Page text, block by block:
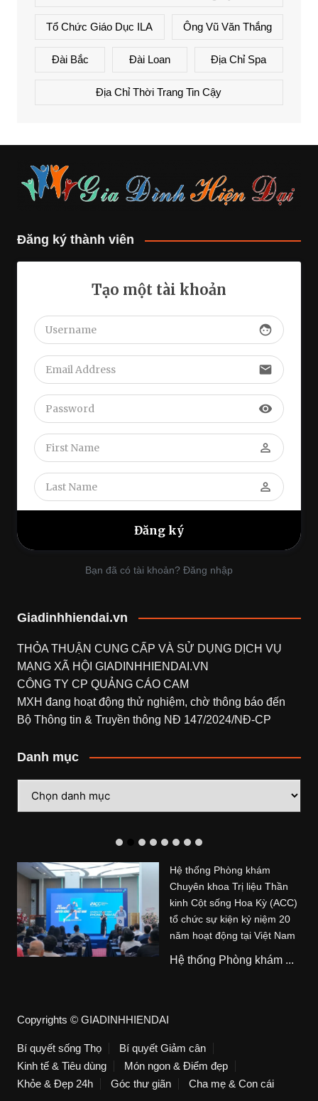
Tổ Chức Giáo Dục ILA Ông Vũ Văn Thắng
Đài Bắc Đài Loan Địa Chỉ Spa
Địa Chỉ Thời Trang Tin Cậy
Đăng ký thành viên
Tạo một tài khoản
face
email
visibility
perm_identity
perm_identity
Bạn đã có tài khoản? Đăng nhập
Giadinhhiendai.vn
THỎA THUẬN CUNG CẤP VÀ SỬ DỤNG DỊCH VỤ
MẠNG XÃ HỘI GIADINHHIENDAI.VN
CÔNG TY CP QUẢNG CÁO CAM
MXH đang hoạt động thử nghiệm, chờ thông báo đến
Bộ Thông tin & Truyền thông NĐ 147/2024/NĐ-CP
Danh mục
mục
Hệ thống Phòng khám
Chuyên khoa Trị liệu Thần
kinh Cột sống Hoa Kỳ (ACC)
tổ chức sự kiện kỷ niệm 20
năm hoạt động tại Việt Nam
Hệ thống Phòng khám ...
Copyrights © GIADINHHIENDAI
Bí quyết sống Thọ
Bí quyết Giảm cân
Kinh tế & Tiêu dùng
Món ngon & Điểm đẹp
Khỏe & Đẹp 24h
Góc thư giãn Cha mẹ & Con cái